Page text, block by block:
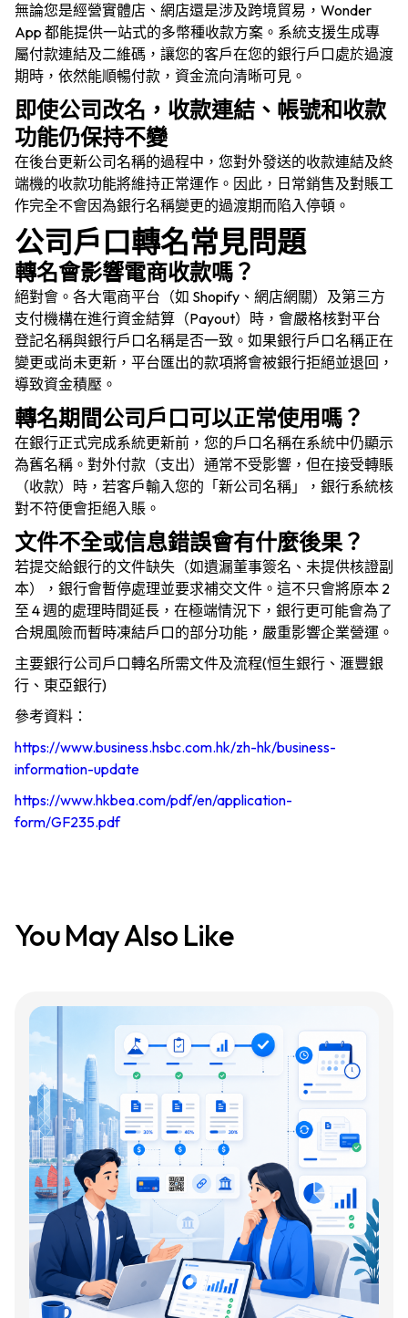
價格
資源
公司
登入
語言
無論您是經營實體店、網店還是涉及跨境貿易，Wonder
App 都能提供一站式的多幣種收款方案。系統支援生成專
屬付款連結及二維碼，讓您的客戶在您的銀行戶口處於過渡
期時，依然能順暢付款，資金流向清晰可見。
即使公司改名，收款連結、帳號和收款
功能仍保持不變
在後台更新公司名稱的過程中，您對外發送的收款連結及終
端機的收款功能將維持正常運作。因此，日常銷售及對賬工
作完全不會因為銀行名稱變更的過渡期而陷入停頓。
公司戶口轉名常見問題
轉名會影響電商收款嗎？
絕對會。各大電商平台（如 Shopify、網店網關）及第三方
支付機構在進行資金結算（Payout）時，會嚴格核對平台
登記名稱與銀行戶口名稱是否一致。如果銀行戶口名稱正在
變更或尚未更新，平台匯出的款項將會被銀行拒絕並退回，
導致資金積壓。
轉名期間公司戶口可以正常使用嗎？
在銀行正式完成系統更新前，您的戶口名稱在系統中仍顯示
為舊名稱。對外付款（支出）通常不受影響，但在接受轉賬
（收款）時，若客戶輸入您的「新公司名稱」，銀行系統核
對不符便會拒絕入賬。
文件不全或信息錯誤會有什麼後果？
若提交給銀行的文件缺失（如遺漏董事簽名、未提供核證副
本），銀行會暫停處理並要求補交文件。這不只會將原本 2
至 4 週的處理時間延長，在極端情況下，銀行更可能會為了
合規風險而暫時凍結戶口的部分功能，嚴重影響企業營運。
主要銀行公司戶口轉名所需文件及流程(恒生銀行、滙豐銀
行、東亞銀行)
參考資料：
https://www.business.hsbc.com.hk/zh-hk/business-
information-update
https://www.hkbea.com/pdf/en/application-
form/GF235.pdf
You May Also Like